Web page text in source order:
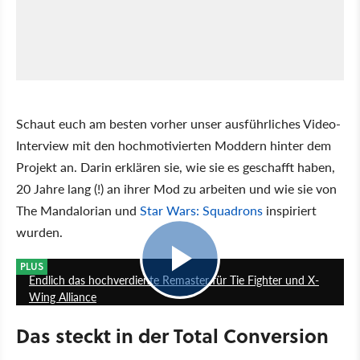
Schaut euch am besten vorher unser ausführliches Video-
Interview mit den hochmotivierten Moddern hinter dem
Projekt an. Darin erklären sie, wie sie es geschafft haben,
20 Jahre lang (!) an ihrer Mod zu arbeiten und wie sie von
The Mandalorian und Star Wars: Squadrons inspiriert
wurden.
PLUS
Endlich das hochverdiente Remaster für Tie Fighter und X-
Wing Alliance
Das steckt in der Total Conversion